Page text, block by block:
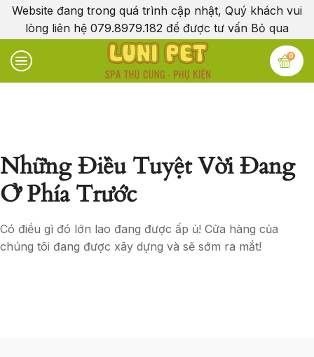
Website đang trong quá trình cập nhật, Quý khách vui
lòng liên hệ 079.8979.182 để được tư vấn Bỏ qua
0
Những Điều Tuyệt Vời Đang
Ở Phía Trước
Có điều gì đó lớn lao đang được ấp ủ! Cửa hàng của
chúng tôi đang được xây dựng và sẽ sớm ra mắt!